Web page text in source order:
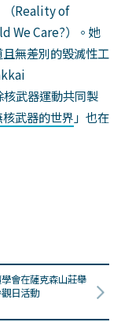
（Reality of
We Care?）。她
無差別的毀滅性工
武器運動共同製
武器的世界 」也在
會在薩克森山莊舉
日活動